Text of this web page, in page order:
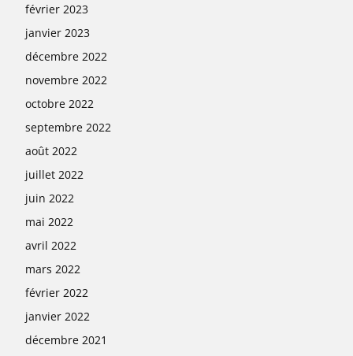
février 2023
janvier 2023
décembre 2022
novembre 2022
octobre 2022
septembre 2022
août 2022
juillet 2022
juin 2022
mai 2022
avril 2022
mars 2022
février 2022
janvier 2022
décembre 2021